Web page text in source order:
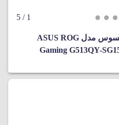
1
/ 5
لپ تاپ گیمینگ 15.6 اینچی ایسوس مدل ASUS ROG
Gaming G513QY-